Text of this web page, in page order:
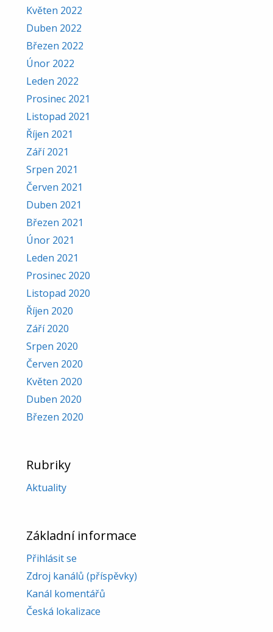
Květen 2022
Duben 2022
Březen 2022
Únor 2022
Leden 2022
Prosinec 2021
Listopad 2021
Říjen 2021
Září 2021
Srpen 2021
Červen 2021
Duben 2021
Březen 2021
Únor 2021
Leden 2021
Prosinec 2020
Listopad 2020
Říjen 2020
Září 2020
Srpen 2020
Červen 2020
Květen 2020
Duben 2020
Březen 2020
Rubriky
Aktuality
Základní informace
Přihlásit se
Zdroj kanálů (příspěvky)
Kanál komentářů
Česká lokalizace